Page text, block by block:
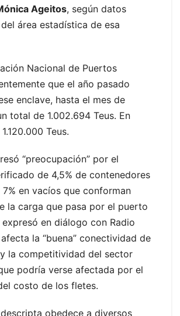
Ageitos, según datos
área estadística de esa
Nacional de Puertos
que el año pasado
enclave, hasta el mes de
total de 1.002.694 Teus. En
Teus.
“preocupación” por el
de 4,5% de contenedores
en vacíos que conforman
la carga que pasa por el puerto
en diálogo con Radio
la “buena” conectividad de
la competitividad del sector
podría verse afectada por el
costo de los fletes.
obedece a diversos